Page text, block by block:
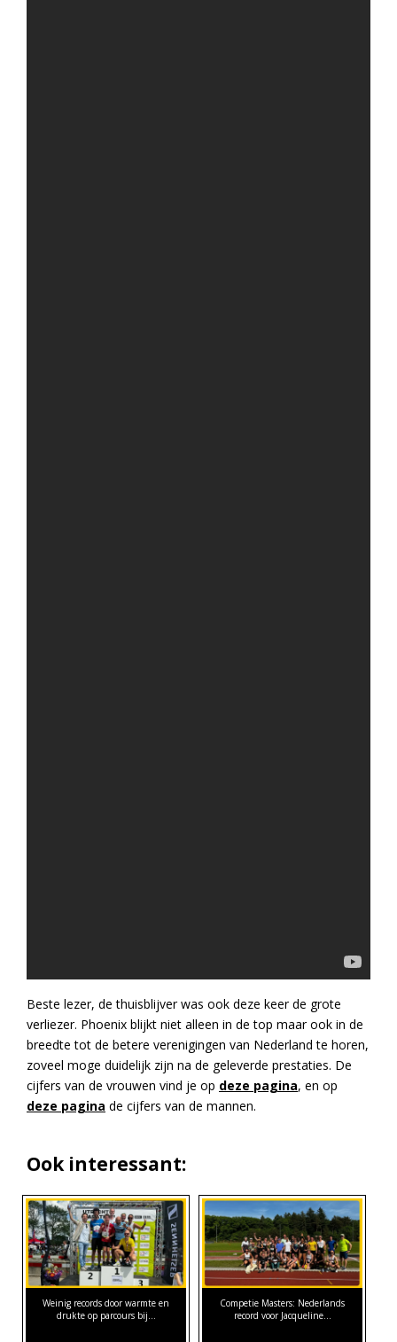
Beste lezer, de thuisblijver was ook deze keer de grote
verliezer. Phoenix blijkt niet alleen in de top maar ook in de
breedte tot de betere verenigingen van Nederland te horen,
zoveel moge duidelijk zijn na de geleverde prestaties. De
cijfers van de vrouwen vind je op deze pagina, en op
deze pagina de cijfers van de mannen.
Ook interessant:
Weinig records door warmte en
drukte op parcours bij…
Competie Masters: Nederlands
record voor Jacqueline…